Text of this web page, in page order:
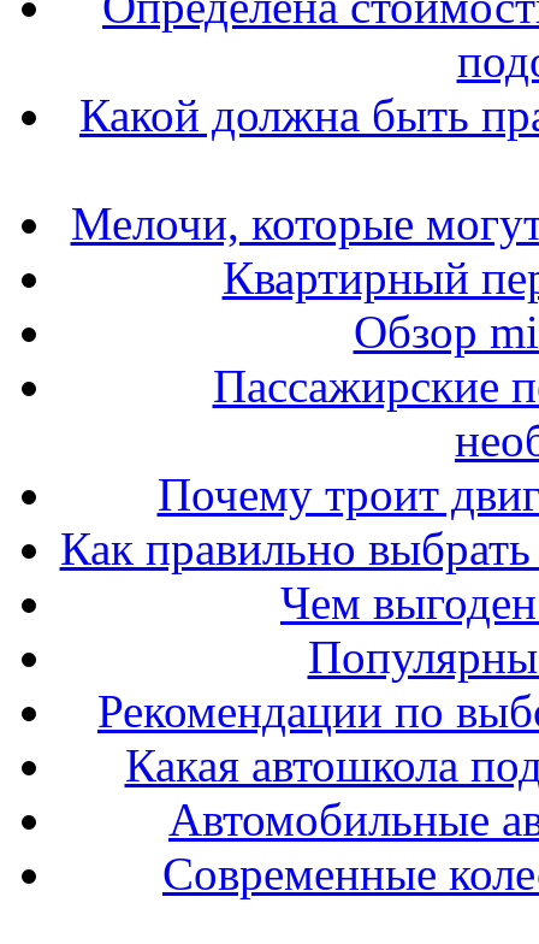
Какой должна быть
Мелочи, которые
Квартирный
Обзор
Пассажирские
Почему троит
Как правильно выбрать
Чем
Рекомендации по
Какая автошкола
Автомобильные
Современные